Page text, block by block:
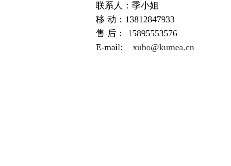
联系人：季小姐
移 动：13812847933
售 后： 15895553576
E-mail: xubo@kumea.cn